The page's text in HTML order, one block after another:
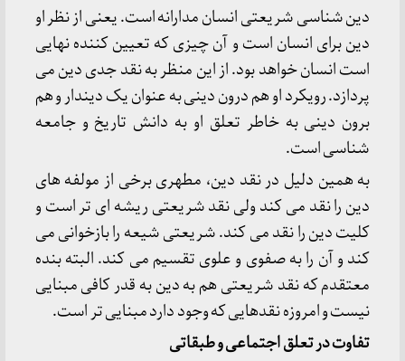
دین شناسی شریعتی انسان مدارانه است. یعنی از نظر او
دین برای انسان است و آن چیزی که تعیین کننده نهایی
است انسان خواهد بود. از این منظر به نقد جدی دین می
پردازد. رویکرد او هم درون دینی به عنوان یک دیندار و هم
برون دینی به خاطر تعلق او به دانش تاریخ و جامعه
شناسی است.
به همین دلیل در نقد دین، مطهری برخی از مولفه های
دین را نقد می کند ولی نقد شریعتی ریشه ای تر است و
کلیت دین را نقد می کند. شریعتی شیعه را بازخوانی می
کند و آن را به صفوی و علوی تقسیم می کند. البته بنده
معتقدم که نقد شریعتی هم به دین به قدر کافی مبنایی
نیست و امروزه نقدهایی که وجود دارد مبنایی تر است.
تفاوت در تعلق اجتماعی و طبقاتی